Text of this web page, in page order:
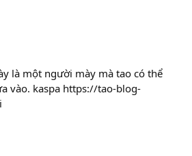
là một người mày mà tao có thể
vào. kaspa https://tao-blog-